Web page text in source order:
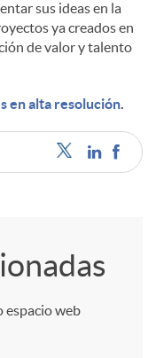
sus ideas en la
ya creados en
de valor y talento
en alta resolución.
espacio web